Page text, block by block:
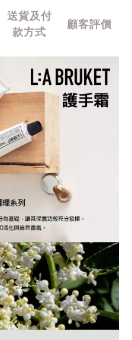
送貨及付
款方式
顧客評價